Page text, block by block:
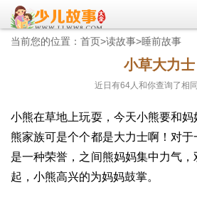
当前您的位置： 首页>读故事>睡前故事
小草大力士
近日有64人和你查询了相
小熊在草地上玩耍，今天小熊要和
熊家族可是个个都是大力士啊！对
是一种荣誉，之间熊妈妈集中力气
起，小熊高兴的为妈妈鼓掌。